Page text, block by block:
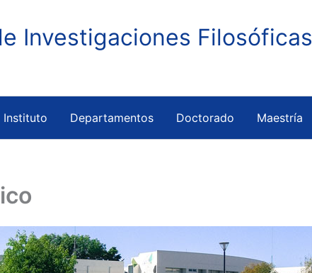
Investigaciones Filosóficas
Instituto Departamentos Doctorado Maestría